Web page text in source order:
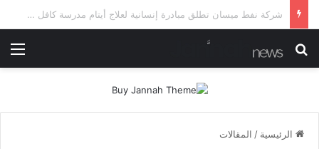
شرطة ميسان تلقي القبض على مطلقي العيارات النارية أثناء تشييع جنائزي في العمارة
بحث عن
الرئيسية / المقالات